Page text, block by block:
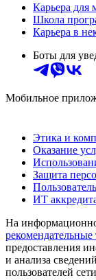
Карьера для
Школа
Карьера в
Боты для
Мобильное
Этика и
Оказание
Защита
ИТ
На
рекомендательные
предоставления
и анализа
пользователей